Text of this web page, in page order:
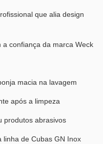
que alia design
confiança da marca Weck
macia na lavagem
após a limpeza
produtos abrasivos
linha de Cubas GN Inox